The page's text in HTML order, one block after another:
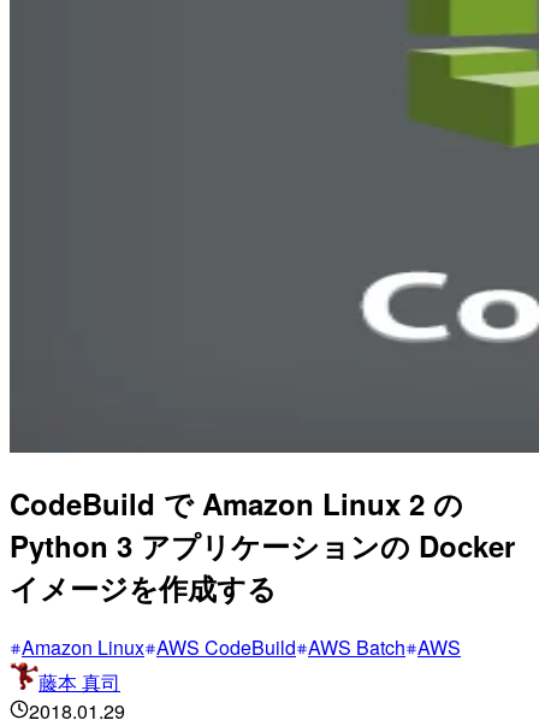
CodeBuild で Amazon Linux 2 の
Python 3 アプリケーションの Docker
イメージを作成する
Amazon Linux AWS CodeBuild AWS Batch AWS
藤本 真司
2018.01.29